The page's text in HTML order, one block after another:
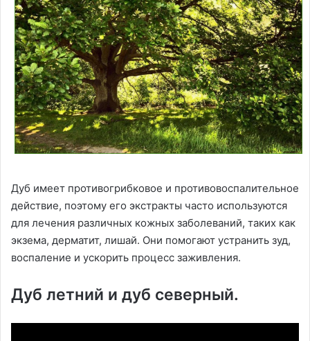
Дуб имеет противогрибковое и противовоспалительное
действие, поэтому его экстракты часто используются
для лечения различных кожных заболеваний, таких как
экзема, дерматит, лишай. Они помогают устранить зуд,
воспаление и ускорить процесс заживления.
Дуб летний и дуб северный.